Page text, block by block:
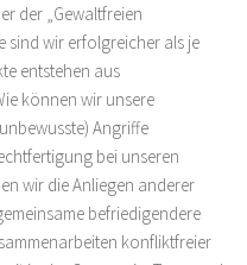
der „Gewaltfreien
sind wir erfolgreicher als je
entstehen aus
können wir unsere
Angriffe
bei unseren
wir die Anliegen anderer
befriedigendere
konfliktfreier